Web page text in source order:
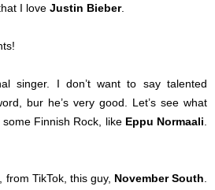
I love Justin Bieber.
singer. I don’t want to say talented
bur he’s very good. Let’s see what
some Finnish Rock, like Eppu Normaali
TikTok, this guy, November South